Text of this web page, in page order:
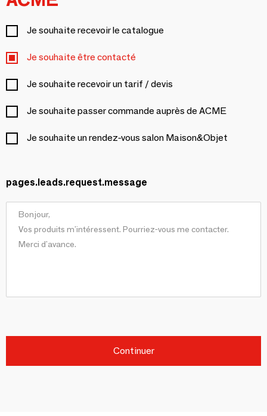
Je souhaite recevoir le catalogue
Je souhaite être contacté
Je souhaite recevoir un tarif / devis
Je souhaite passer commande auprès de ACME
Je souhaite un rendez-vous salon Maison&Objet
pages.leads.request.message
Continuer